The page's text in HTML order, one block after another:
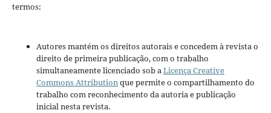
termos:
Autores mantém os direitos autorais e concedem à revista o
direito de primeira publicação, com o trabalho
simultaneamente licenciado sob aLicença Creative
Commons Attributionque permite o compartilhamento do
trabalho com reconhecimento da autoria e publicação
inicial nesta revista.